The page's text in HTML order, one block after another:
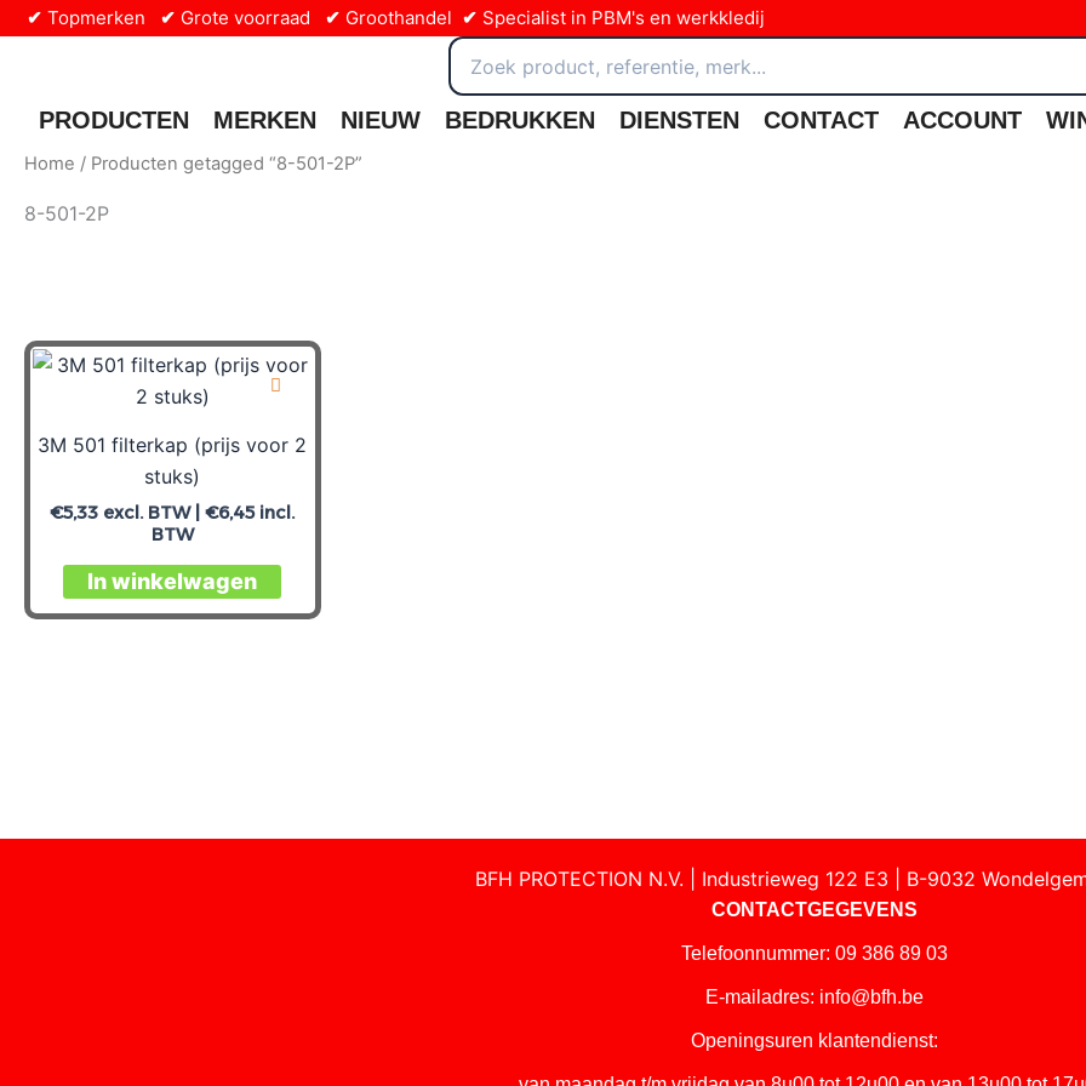
inhoud
✔ Topmerken ✔ Grote voorraad ✔ Groothandel ✔ Specialist in PBM's en werkkledij
Zoeken
naar:
PRODUCTEN MERKEN NIEUW BEDRUKKEN DIENSTEN CONTACT ACCOUNT
Home / Producten getagged “8-501-2P”
8-501-2P
3M 501 filterkap (prijs voor 2
stuks)
€5,33 excl. BTW |€6,45incl.
BTW
In winkelwagen
BFH PROTECTION N.V. | Industrieweg 122 E3 | B-9032
CONTACTGEGEVENS
Telefoonnummer: 09 386 89 03
E-mailadres: info@bfh.be
Openingsuren klantendienst: